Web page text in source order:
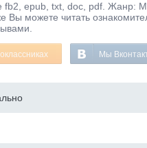
fb2, epub, txt, doc, pdf. Жанр:
Вы можете читать
Мы